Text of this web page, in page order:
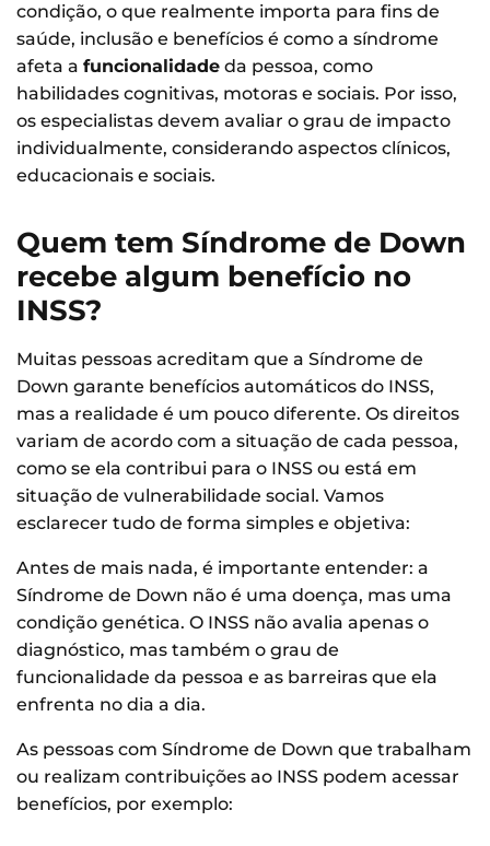
condição, o que realmente importa para fins de
saúde, inclusão e benefícios é como a síndrome
afeta a funcionalidade da pessoa, como
habilidades cognitivas, motoras e sociais. Por isso,
os especialistas devem avaliar o grau de impacto
individualmente, considerando aspectos clínicos,
educacionais e sociais.
Quem tem Síndrome de Down
recebe algum benefício no
INSS?
Muitas pessoas acreditam que a Síndrome de
Down garante benefícios automáticos do INSS,
mas a realidade é um pouco diferente. Os direitos
variam de acordo com a situação de cada pessoa,
como se ela contribui para o INSS ou está em
situação de vulnerabilidade social. Vamos
esclarecer tudo de forma simples e objetiva:
Antes de mais nada, é importante entender: a
Síndrome de Down não é uma doença, mas uma
condição genética. O INSS não avalia apenas o
diagnóstico, mas também o grau de
funcionalidade da pessoa e as barreiras que ela
enfrenta no dia a dia.
As pessoas com Síndrome de Down que trabalham
ou realizam contribuições ao INSS podem acessar
benefícios, por exemplo: